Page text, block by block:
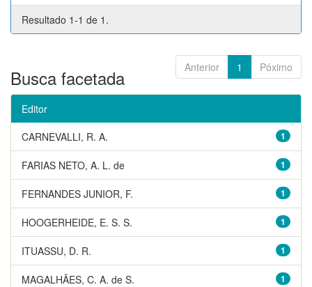
Resultado 1-1 de 1.
Anterior 1 Póximo
Busca facetada
Editor
1
CARNEVALLI, R. A.
1
FARIAS NETO, A. L. de
1
FERNANDES JUNIOR, F.
1
HOOGERHEIDE, E. S. S.
1
ITUASSU, D. R.
1
MAGALHÃES, C. A. de S.